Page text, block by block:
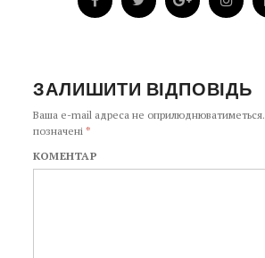
ЗАЛИШИТИ ВІДПОВІДЬ
Ваша e-mail адреса не оприлюднюватиметься.
позначені*
КОМЕНТАР